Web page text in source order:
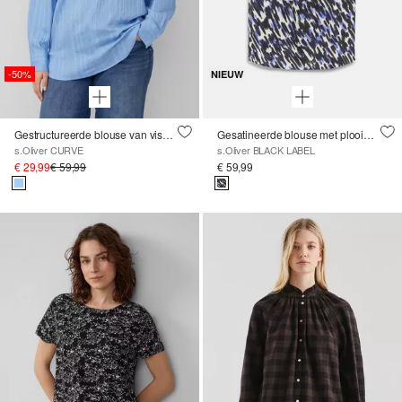
-50%
Gestructureerde blouse van viscosemix in een ontspannen pasvorm
s.Oliver CURVE
€ 29,99€ 59,99
NIEUW
Gesatineerde blouse met plooidetail en knoopsluiting
s.Oliver BLACK LABEL
€ 59,99